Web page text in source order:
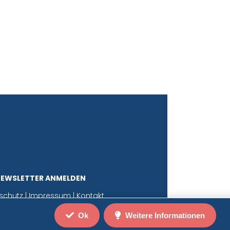
ANMELDEN
|Impressum|Kontakt
Ok Weitere Informationen